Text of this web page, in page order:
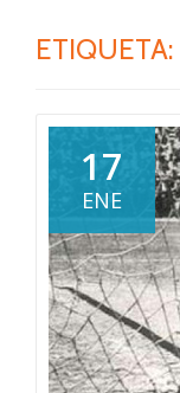
ETIQUETA:
17
ENE